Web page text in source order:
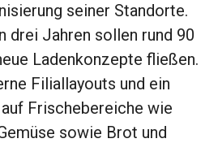
seiner Standorte.
drei Jahren sollen rund 90
Ladenkonzepte fließen.
Filiallayouts und ein
Frischebereiche wie
sowie Brot und